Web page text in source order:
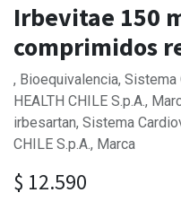
Irbevitae 150
comprimidos
, Bioequivalencia, Sistema
HEALTH CHILE S.p.A.,
irbesartan, Sistema
CHILE S.p.A., Marca
$ 12.590